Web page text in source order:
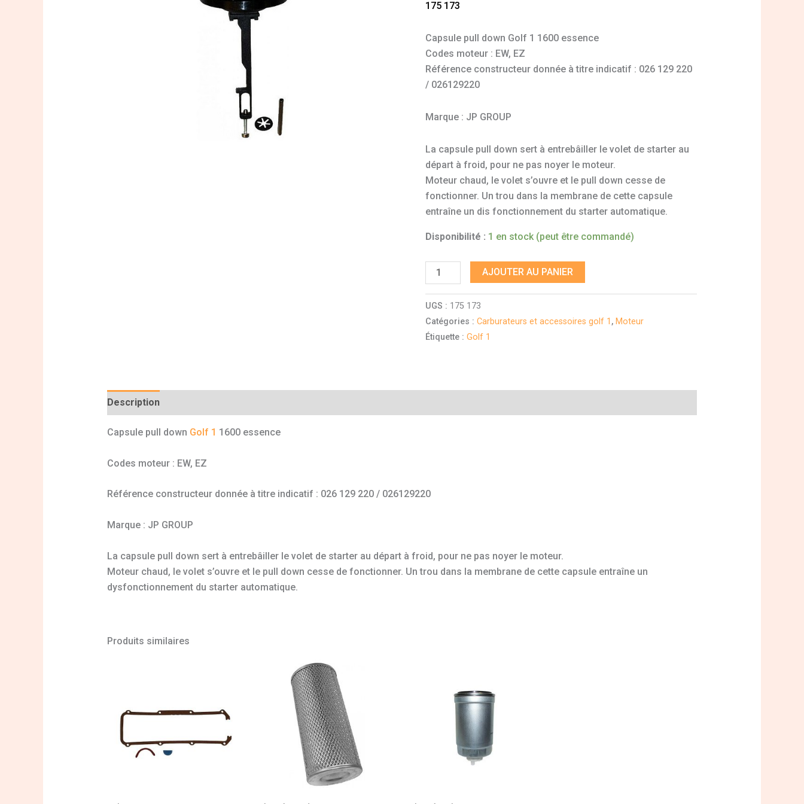
175 173
Capsule pull down Golf 1 1600 essence
Codes moteur : EW, EZ
Référence constructeur donnée à titre indicatif : 026 129 220
/ 026129220
Marque : JP GROUP
La capsule pull down sert à entrebâiller le volet de starter au
départ à froid, pour ne pas noyer le moteur.
Moteur chaud, le volet s’ouvre et le pull down cesse de
fonctionner. Un trou dans la membrane de cette capsule
entraîne un dis fonctionnement du starter automatique.
Disponibilité : 1 en stock (peut être commandé)
1600
AJOUTER AU PANIER
UGS : 175 173
Catégories :Carburateurs et accessoires golf 1 , Moteur
Étiquette :Golf 1
Description
Capsule pull down Golf 1 1600 essence
Codes moteur : EW, EZ
Référence constructeur donnée à titre indicatif : 026 129 220 / 026129220
Marque : JP GROUP
La capsule pull down sert à entrebâiller le volet de starter au départ à froid, pour ne pas noyer le moteur.
Moteur chaud, le volet s’ouvre et le pull down cesse de fonctionner. Un trou dans la membrane de cette capsule entraîne un
dysfonctionnement du starter automatique.
Produits similaires